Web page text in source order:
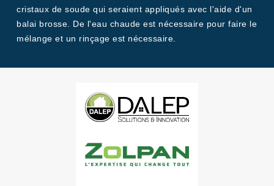
cristaux de soude qui seraient appliqués avec l'aide d'un
balai brosse. De l'eau chaude est nécessaire pour faire le
mélange et un rinçage est nécessaire.